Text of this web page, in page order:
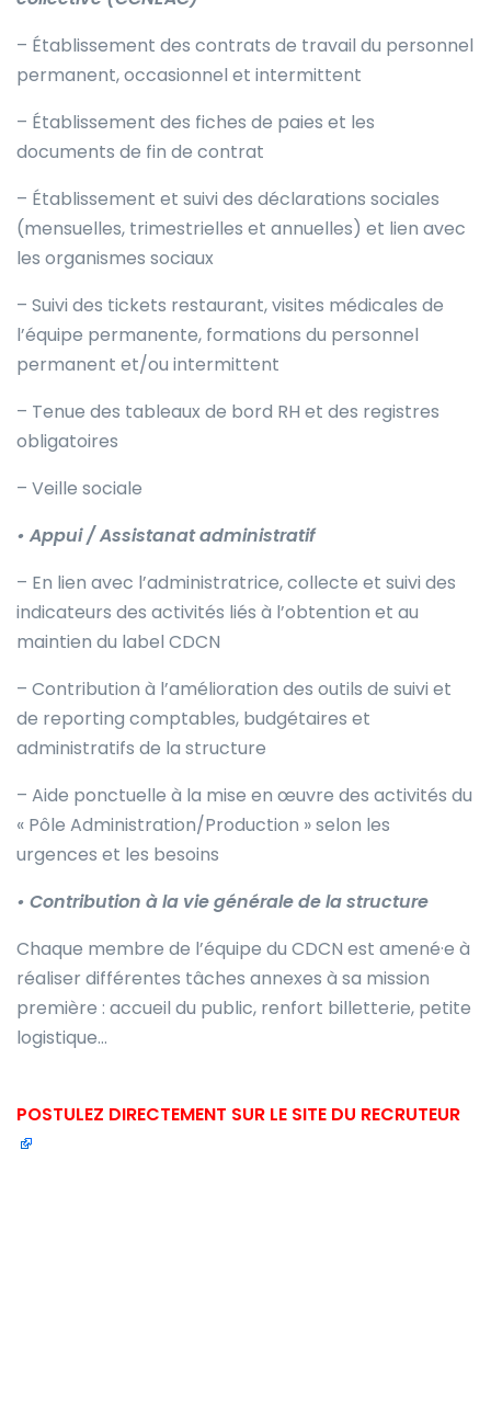
– Établissement des contrats de travail du personnel
permanent, occasionnel et intermittent
– Établissement des fiches de paies et les
documents de fin de contrat
– Établissement et suivi des déclarations sociales
(mensuelles, trimestrielles et annuelles) et lien avec
les organismes sociaux
– Suivi des tickets restaurant, visites médicales de
l’équipe permanente, formations du personnel
permanent et/ou intermittent
– Tenue des tableaux de bord RH et des registres
obligatoires
– Veille sociale
• Appui / Assistanat administratif
– En lien avec l’administratrice, collecte et suivi des
indicateurs des activités liés à l’obtention et au
maintien du label CDCN
– Contribution à l’amélioration des outils de suivi et
de reporting comptables, budgétaires et
administratifs de la structure
– Aide ponctuelle à la mise en œuvre des activités du
« Pôle Administration/Production » selon les
urgences et les besoins
• Contribution à la vie générale de la structure
Chaque membre de l’équipe du CDCN est amené·e à
réaliser différentes tâches annexes à sa mission
première : accueil du public, renfort billetterie, petite
logistique…
POSTULEZ DIRECTEMENT SUR LE SITE DU RECRUTEUR